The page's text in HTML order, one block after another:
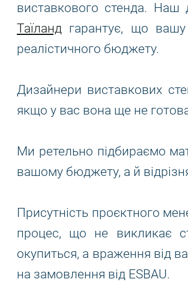
виставкового стенда. Наш
Таїланд гарантує, що
реалістичного бюджету.
Дизайнери виставкових
якщо у вас вона ще не
Ми ретельно підбираємо
вашому бюджету, а й
Присутність проєктного
процес, що не викликає
окупиться, а враження від
на замовлення від ESBAU.